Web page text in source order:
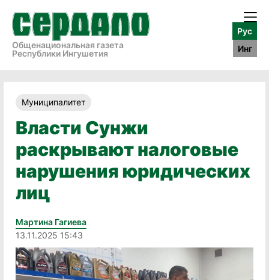
Общенациональная газета
Республики Ингушетия
Рус
Инг
Муниципалитет
Власти Сунжи
раскрывают налоговые
нарушения юридических
лиц
Мартина Гагиева
13.11.2025 15:43